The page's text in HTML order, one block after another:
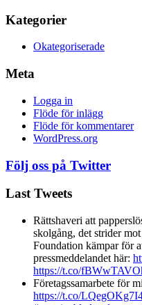
Kategorier
Okategoriserade
Meta
Logga in
Flöde för inlägg
Flöde för kommentarer
WordPress.org
Följ oss på Twitter
Last Tweets
Rättshaveri att
skolgång, det strider
Foundation kämpar för
pressmeddelandet här:
https://t.co/
Företagssamarbete för
https://t.co/